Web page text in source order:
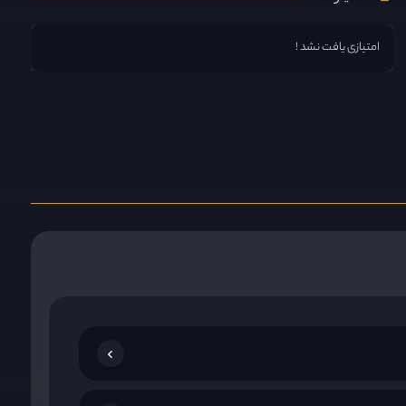
امتیازی یافت نشد !